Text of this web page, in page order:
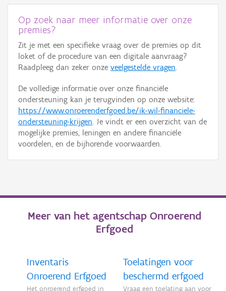
Op zoek naar meer informatie over onze
premies?
Zit je met een specifieke vraag over de premies op dit
loket of de procedure van een digitale aanvraag?
Raadpleeg dan zeker onze veelgestelde vragen.
De volledige informatie over onze financiële
ondersteuning kan je terugvinden op onze website:
https://www.onroerenderfgoed.be/ik-wil-financiele-
ondersteuning-krijgen. Je vindt er een overzicht van de
mogelijke premies, leningen en andere financiële
voordelen, en de bijhorende voorwaarden.
Meer van het agentschap Onroerend
Erfgoed
Inventaris
Onroerend Erfgoed
Het onroerend erfgoed in
Toelatingen voor
beschermd erfgoed
Vraag een toelating aan voor